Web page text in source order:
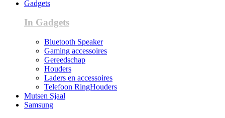
Gadgets
In Gadgets
Bluetooth Speaker
Gaming accessoires
Gereedschap
Houders
Laders en accessoires
Telefoon RingHouders
Mutsen Sjaal
Samsung